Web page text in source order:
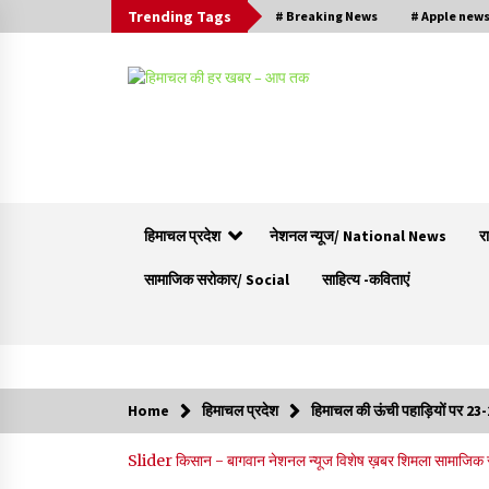
Trending Tags # Breaking News # Apple news
हिमाचल प्रदेश नेशनल न्यूज/ National News
सामाजिक सरोकार/ Social साहित्य -कविताएं
11 से 13 सितंबर तक आयोजित होगी 27वीं वार्षिक
Home हिमाचल प्रदेश हिमाचल की ऊंची पहाड़ियों पर 23-
Sliderकिसान - बागवाननेशनल न्यूजविशेष ख़बरशिमलासामाजिक